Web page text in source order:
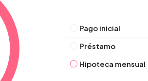
Pago inicial
Préstamo
Hipoteca mensual